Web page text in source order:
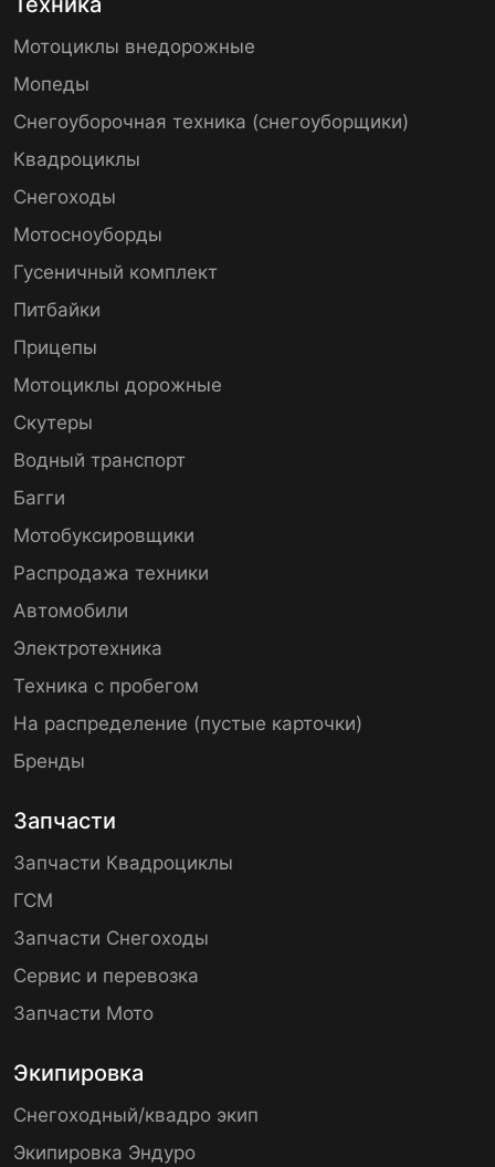
Мотоциклы внедорожные
Мопеды
Снегоуборочная техника (снегоуборщики)
Квадроциклы
Снегоходы
Мотосноуборды
Гусеничный комплект
Питбайки
Прицепы
Мотоциклы дорожные
Скутеры
Водный транспорт
Багги
Мотобуксировщики
Распродажа техники
Автомобили
Электротехника
Техника с пробегом
На распределение (пустые карточки)
Бренды
Запчасти
Запчасти Квадроциклы
ГСМ
Запчасти Снегоходы
Сервис и перевозка
Запчасти Мото
Экипировка
Снегоходный/квадро экип
Экипировка Эндуро